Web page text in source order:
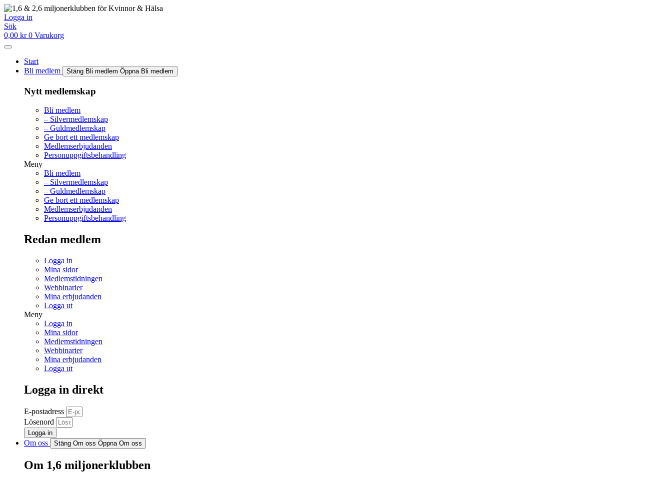
Hoppa
till
innehåll
Logga in
Sök
0,00 kr 0 Varukorg
Start
Bli medlem
Stäng Bli medlem Öppna Bli medlem
Nytt medlemskap
Bli medlem
– Silvermedlemskap
– Guldmedlemskap
Ge bort ett medlemskap
Medlemserbjudanden
Personuppgiftsbehandling
Meny
Bli medlem
– Silvermedlemskap
– Guldmedlemskap
Ge bort ett medlemskap
Medlemserbjudanden
Personuppgiftsbehandling
Redan medlem
Logga in
Mina sidor
Medlemstidningen
Webbinarier
Mina erbjudanden
Logga ut
Meny
Logga in
Mina sidor
Medlemstidningen
Webbinarier
Mina erbjudanden
Logga ut
Logga in direkt
E-postadress
Lösenord
Logga in
Om oss Stäng Om oss Öppna Om oss
Om 1,6 miljonerklubben